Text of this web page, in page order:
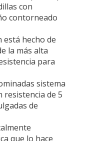
con
contorneado
está hecho de
la más alta
para
sistema
resistencia de 5
de
que lo hace